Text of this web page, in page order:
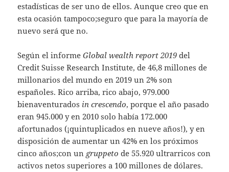
estadísticas de ser uno de ellos. Aunque creo que en
esta ocasión tampoco;seguro que para la mayoría de
nuevo será que no.
Según el informeGlobal wealth report 2019 del
Credit Suisse Research Institute, de 46,8 millones de
millonarios del mundo en 2019 un 2% son
españoles. Rico arriba, rico abajo, 979.000
bienaventurados in crescendo, porque el año pasado
eran 945.000 y en 2010 solo había 172.000
afortunados (¡quintuplicados en nueve años!), y en
disposición de aumentar un 42% en los próximos
cinco años;con un gruppeto de 55.920 ultrarricos con
activos netos superiores a 100 millones de dólares.